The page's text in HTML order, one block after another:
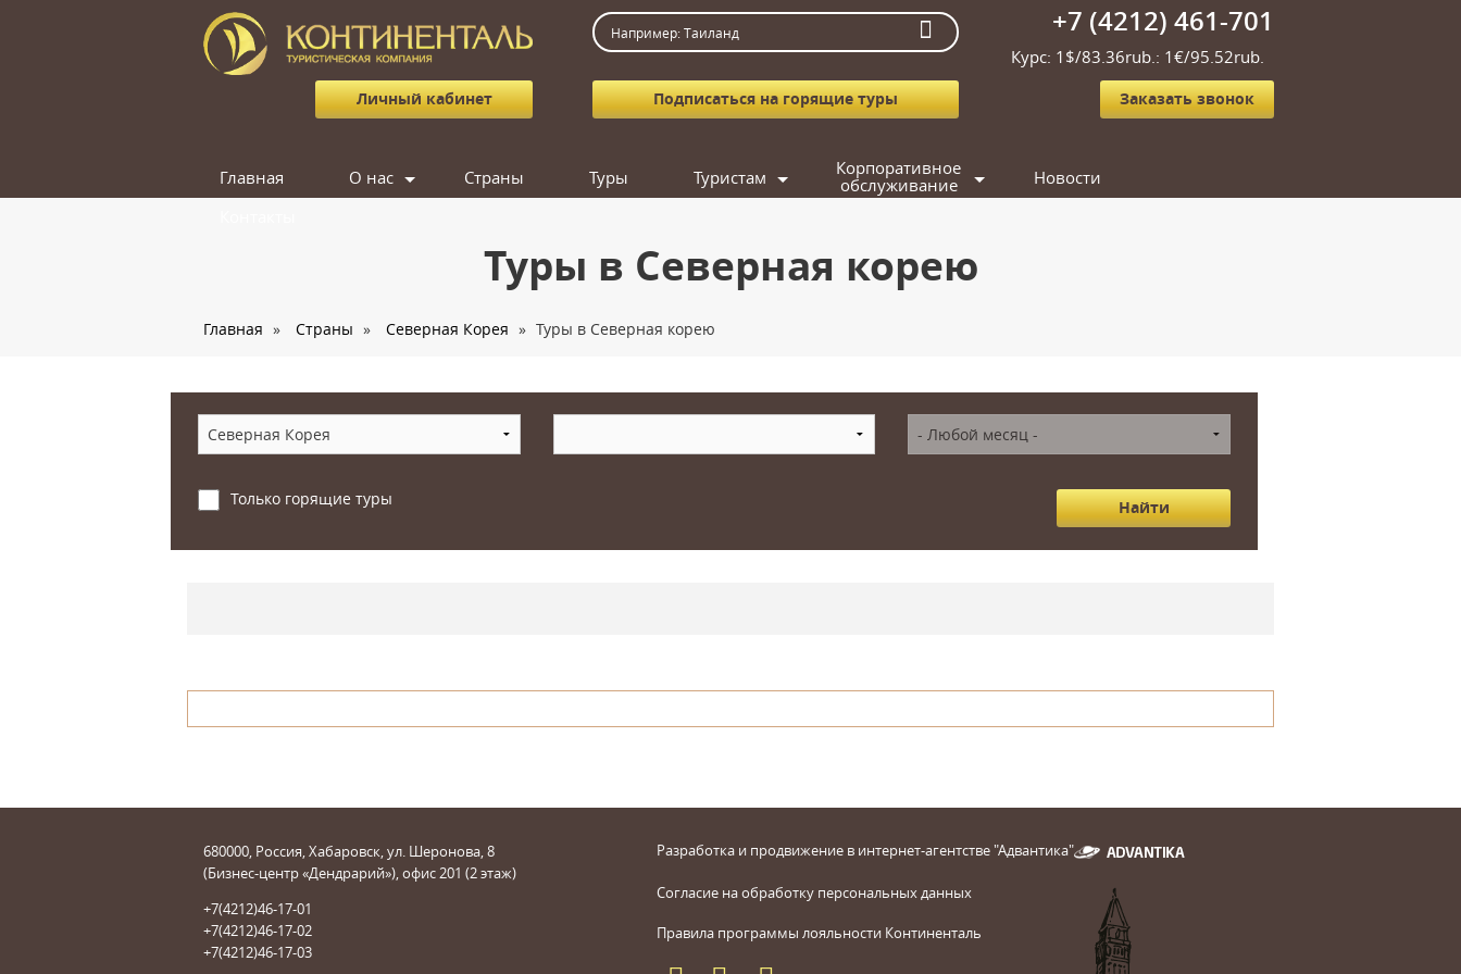
Личный кабинет Подписаться на горящие туры
+7 (4212) 461-701
Курс: 1$/83.36rub.: 1€/95.52rub.
Заказать звонок
Главная
О нас
Страны Туры
Туристам
Вопрос-ответ
Фотогалерея
Подарочные сертификаты
Подобрать тур
Поиск попутчика
Корпоративное
обслуживание
Новости
Туры в Северная корею
Главная » Страны » Северная Корея » Туры в Северная корею
Только горящие туры
680000, Россия, Хабаровск, ул. Шеронова, 8
(Бизнес-центр «Дендрарий»), офис 201 (2 этаж)
+7(4212)46-17-01
+7(4212)46-17-02
+7(4212)46-17-03
Разработка и продвижение в интернет-агентстве "Адвантика"
Согласие на обработку персональных данных
Правила программы лояльности Континенталь